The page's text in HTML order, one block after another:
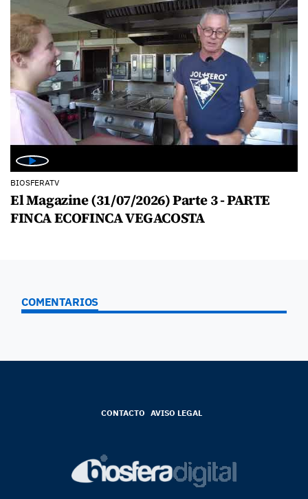
BIOSFERATV
El Magazine (31/07/2026) Parte 3 - PARTE
FINCA ECOFINCA VEGACOSTA
COMENTARIOS
CONTACTO AVISO LEGAL